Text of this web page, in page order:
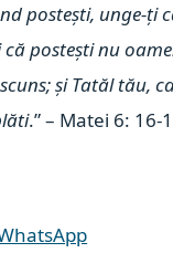
postești, unge-ți
postești nu
și Tatăl tău,
.” – Matei 6: 16-